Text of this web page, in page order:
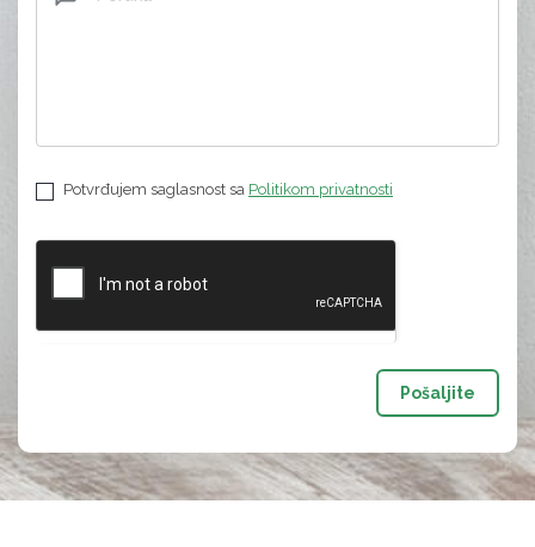
Potvrđujem saglasnost sa Politikom privatnosti
Pošaljite